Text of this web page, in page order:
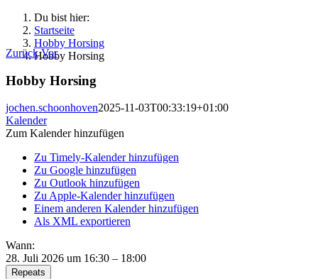
Du bist hier:
Startseite
Hobby Horsing
Hobby Horsing
Zurück Vor
Hobby Horsing
jochen.schoonhoven2025-11-03T00:33:19+01:00
Kalender
Zum Kalender hinzufügen
Zu Timely-Kalender hinzufügen
Zu Google hinzufügen
Zu Outlook hinzufügen
Zu Apple-Kalender hinzufügen
Einem anderen Kalender hinzufügen
Als XML exportieren
Wann:
28. Juli 2026 um 16:30 – 18:00
Repeats